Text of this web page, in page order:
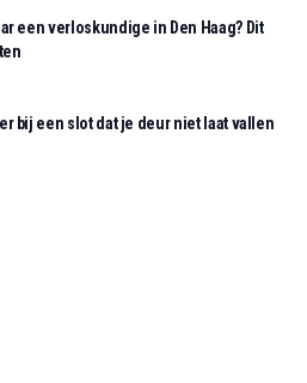
een verloskundige in Den Haag? Dit
bij een slot dat je deur niet laat vallen